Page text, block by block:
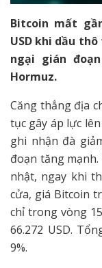
Bitcoin mất
USD khi dầu
ngại gián
Hormuz.
Căng thẳng địa
tục gây áp lực
ghi nhận đà
đoạn tăng
nhật, ngay khi
cửa, giá Bitcoin
chỉ trong vòng
66.272 USD.
9%.